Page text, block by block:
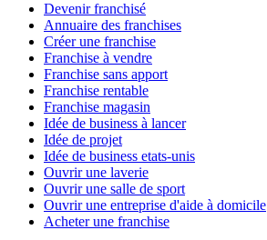
Devenir franchisé
Annuaire des franchises
Créer une franchise
Franchise à vendre
Franchise sans apport
Franchise rentable
Franchise magasin
Idée de business à lancer
Idée de projet
Idée de business etats-unis
Ouvrir une laverie
Ouvrir une salle de sport
Ouvrir une entreprise d'aide à domicile
Acheter une franchise